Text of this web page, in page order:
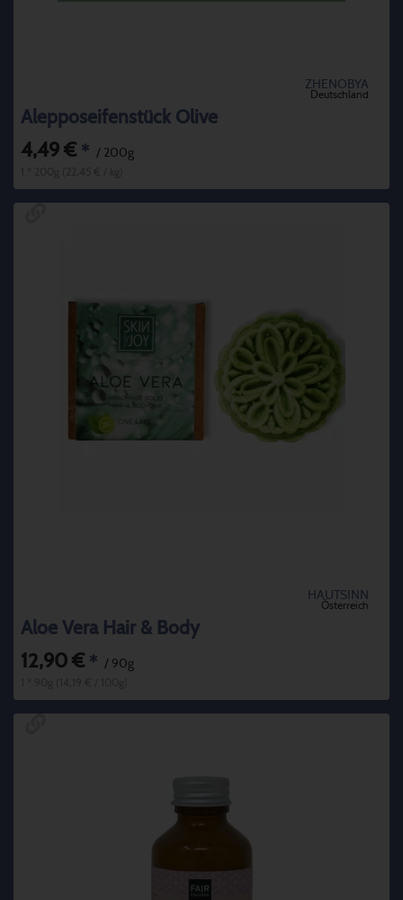
ZHENOBYA
Deutschland
Alepposeifenstück Olive
4,49 € * / 200g
HAUTSINN
Österreich
Aloe Vera Hair & Body
12,90 € * / 90g